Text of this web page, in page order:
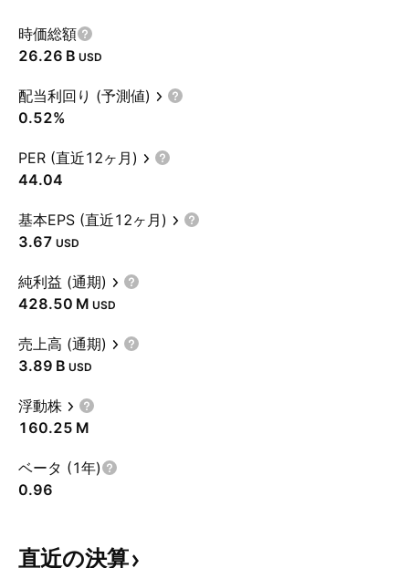
時価総額
‪26.26 B‬ USD
配当利回り (予測値)
0.52%
PER (直近12ヶ月)
44.04
基本EPS (直近12ヶ月)
3.67 USD
純利益 (通期)
‪428.50 M‬ USD
売上高 (通期)
‪3.89 B‬ USD
浮動株
‪160.25 M‬
ベータ (1年)
0.96
直近の決算